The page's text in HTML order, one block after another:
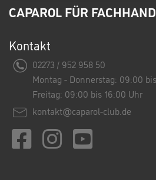
CAPAROL FÜR
Kontakt
02273 / 952 958 50
Montag - Donnerstag: 09:00
Freitag: 09:00 bis 16:00 Uhr
kontakt@caparol-club.de